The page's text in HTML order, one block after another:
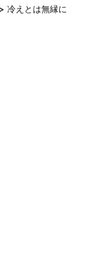
冷えとは無縁に